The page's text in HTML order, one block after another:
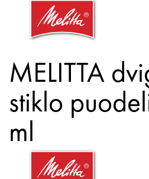
MELITTA dvigubo
stiklo
ml